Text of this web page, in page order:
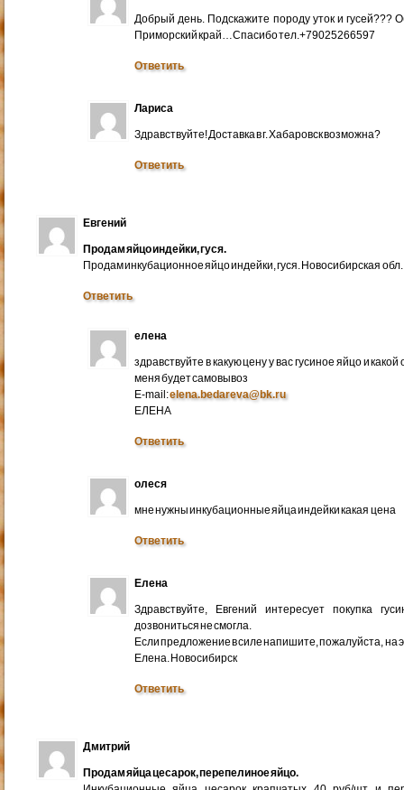
Добрый день. Подскажите породу уток и гусей???
Приморский край…Спасибо тел.+79025266597
Ответить
Лариса
Здравствуйте! Доставка в г. Хабаровск возможна?
Ответить
Евгений
Продам яйцо индейки, гуся.
Продам инкубационное яйцо индейки, гуся. Новосибирская
Ответить
елена
здравствуйте в какую цену у вас гусиное яйцо и
меня будет самовывоз
E-mail:elena.bedareva@bk.ru
ЕЛЕНА
Ответить
олеся
мне нужны инкубационные яйца индейки какая цена
Ответить
Елена
Здравствуйте, Евгений интересует покупка
дозвониться не смогла.
Если предложение в силе напишите, пожалуйста, на
Елена. Новосибирск
Ответить
Дмитрий
Продам яйца цесарок, перепелиное яйцо.